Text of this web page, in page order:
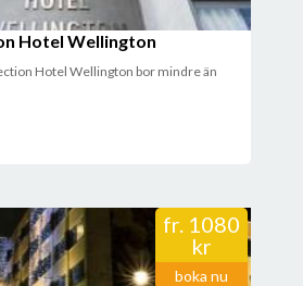
Hotel Wellington
Hotel Wellington bor mindre än
fr. 1080
kr
boka nu